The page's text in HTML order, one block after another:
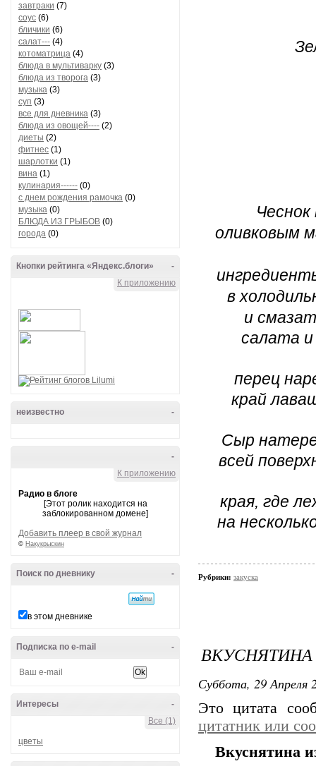
завтраки (7)
соус (6)
бличики (6)
салат--- (4)
котоматрица (4)
блюда в мультиварку (3)
блюда из творога (3)
музыка (3)
суп (3)
все для дневника (3)
блюда из овощей---- (2)
диеты (2)
фитнес (1)
шарлотки (1)
вина (1)
кулинария------ (0)
с днем рождения рамочка (0)
музыка (0)
БЛЮДА ИЗ ГРЫБОВ (0)
города (0)
-
Кнопки рейтинга «Яндекс.блоги»
К приложению
-
неизвестно
-
К приложению
Радио в блоге
[Этот ролик находится на
заблокированном домене]
Добавить плеер в свой журнал
© Накукрыскин
-
Поиск по дневнику
в этом дневнике
-
Подписка по e-mail
-
Интересы
Все (1)
цветы
оливковым
в
и
салата и
перец
край
Сыр
всей
края, где
на
Рубрики: закуска
ВКУСНЯТИНА
Суббота, 29 Апреля
Это цитата
цитатник или
Вкуснятина